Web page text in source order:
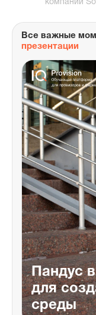
компании
Все важные
презентации
Пандус
для
среды